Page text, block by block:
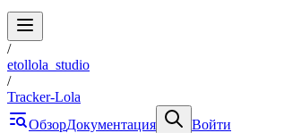
/
etollola_studio
/
Tracker-Lola
ОбзорДокументация
Войти